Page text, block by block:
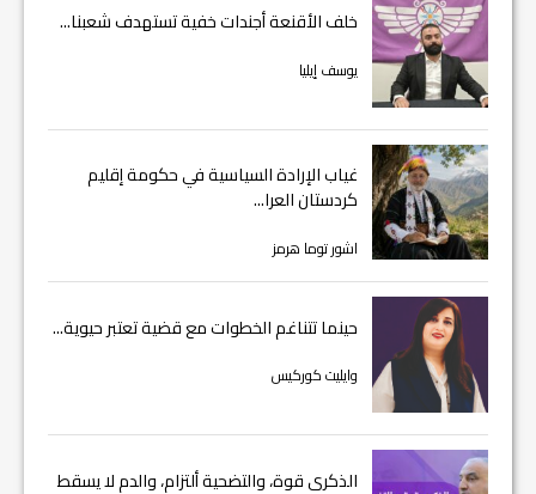
خلف الأقنعة أجندات خفية تستهدف شعبنا...
يوسف إيليا
غياب الإرادة السياسية في حكومة إقليم
كردستان العرا...
اشور توما هرمز
حينما تتناغم الخطوات مع قضية تعتبر حيوية...
وايليت كوركيس
الذكرى قوة، والتضحية ألتزام، والدم لا يسقط